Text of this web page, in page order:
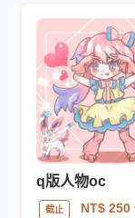
q版人物oc
截止 NT$ 250